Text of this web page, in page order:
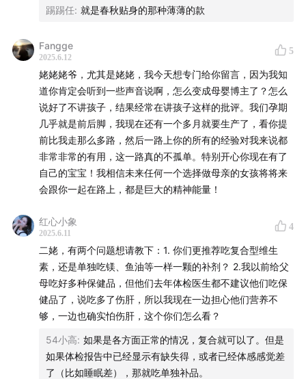
洗地机和狗
踢踢任: 就是春秋贴身的那种薄薄的款
Fangge
2025.6.12
5
姥姥姥爷，尤其是姥姥，我今天想专门给你留言，因为我知
道你肯定会听到一些声音说啊，怎么变成母婴博主了？怎么
说好了不讲孩子，结果经常在讲孩子这样的批评。我们孕期
几乎就是前后脚，我现在还有一个多月就要生产了，看你提
前比我走那么多路，然后一路上你的所有的经验对我来说都
非常非常的有用，这一路真的不孤单。特别开心你现在有了
自己的宝宝！我相信未来任何一个选择做母亲的女孩将将来
会跟你一起在路上，都是巨大的精神能量！
红心小象
2025.6.11
4
二姥，有两个问题想请教下：1. 你们更推荐吃复合型维生
素，还是单独吃镁、鱼油等一样一颗的补剂？ 2.我以前给父
母吃好多种保健品，但他们去年体检医生都不建议他们吃保
健品了，说吃多了伤肝，所以我现在一边担心他们营养不
够，一边也确实怕伤肝，这个你们怎么看？
54小高: 如果是各方面正常的情况，复合就可以了。但是
如果体检报告中已经显示有缺失得，或者已经体感感觉差
了（比如睡眠差），那就吃单独补品。